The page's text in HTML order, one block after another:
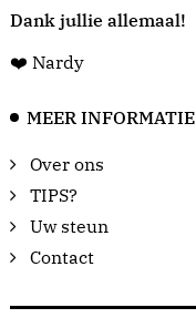
Dank jullie allemaal!
❤️ Nardy
MEER INFORMATIE
Over ons
TIPS?
Uw steun
Contact